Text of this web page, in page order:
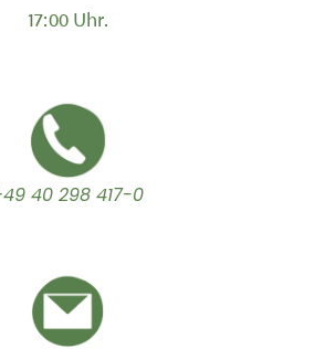
17:00 Uhr.
40 298 417-0